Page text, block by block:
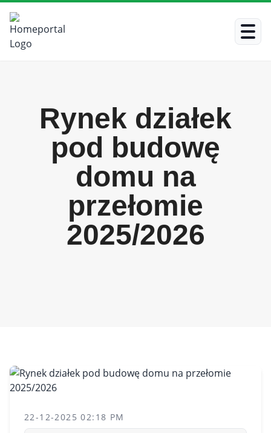
Rynek działek
pod budowę
domu na
przełomie
2025/2026
22-12-2025 02:18 PM